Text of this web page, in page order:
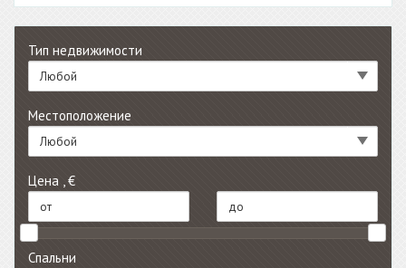
Тип недвижимости
Любой
Местоположение
Любой
Цена , €
Спальни